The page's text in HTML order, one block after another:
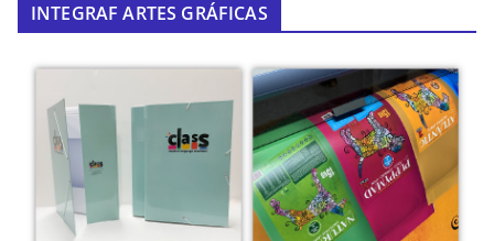
INTEGRAF ARTES GRÁFICAS